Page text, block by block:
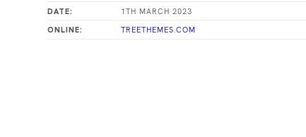
DATE: 1TH MARCH 2023
ONLINE: TREETHEMES.COM